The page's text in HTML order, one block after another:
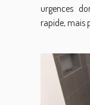
urgences
rapide, mais